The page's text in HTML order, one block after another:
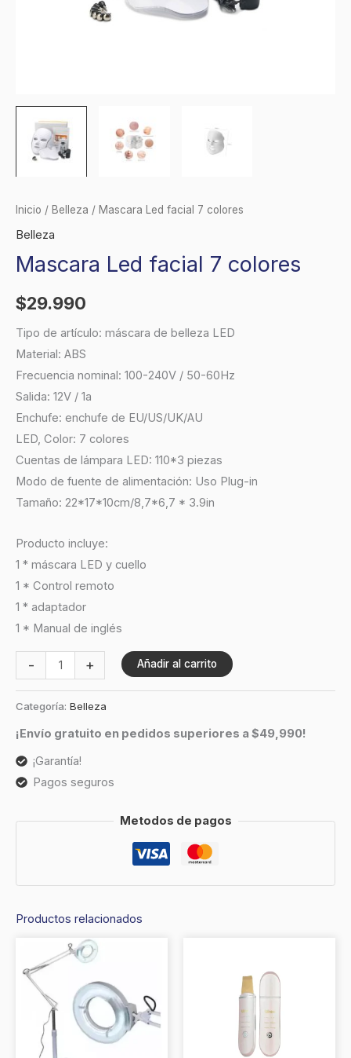
Inicio / Belleza / Mascara Led facial 7 colores
Belleza
Mascara Led facial 7 colores
$29.990
Tipo de artículo: máscara de belleza LED
Material: ABS
Frecuencia nominal: 100-240V / 50-60Hz
Salida: 12V / 1a
Enchufe: enchufe de EU/US/UK/AU
LED, Color: 7 colores
Cuentas de lámpara LED: 110*3 piezas
Modo de fuente de alimentación: Uso Plug-in
Tamaño: 22*17*10cm/8,7*6,7 * 3.9in
Producto incluye:
1 * máscara LED y cuello
1 * Control remoto
1 * adaptador
1 * Manual de inglés
- + Añadir al carrito
Categoría: Belleza
¡Envío gratuito en pedidos superiores a $49,990!
¡Garantía!
Pagos seguros
Metodos de pagos
Productos relacionados